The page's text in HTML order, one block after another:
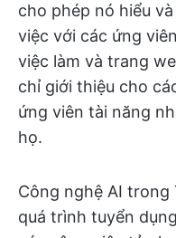
cho phép nó hiểu
việc với các ứng
việc làm và trang
chỉ giới thiệu cho
ứng viên tài năng
họ.
Công nghệ AI trong
quá trình tuyển